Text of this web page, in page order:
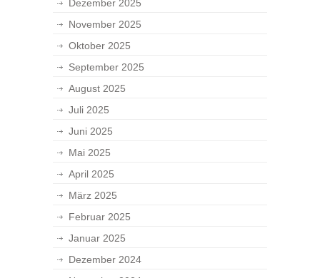
Dezember 2025
November 2025
Oktober 2025
September 2025
August 2025
Juli 2025
Juni 2025
Mai 2025
April 2025
März 2025
Februar 2025
Januar 2025
Dezember 2024